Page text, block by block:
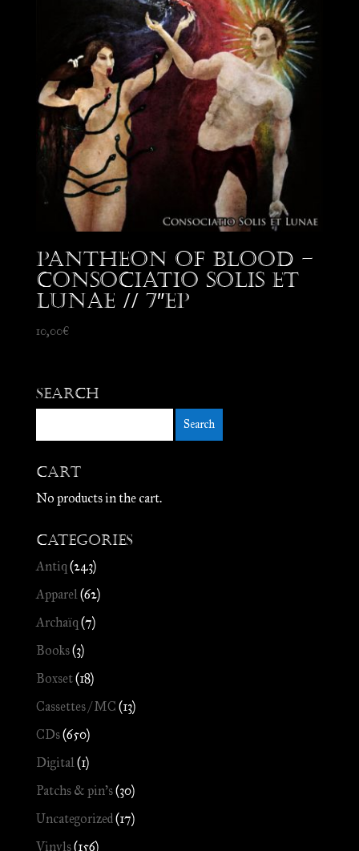
Pantheon of Blood –
Consociatio Solis et
Lunae // 7″EP
10,00€
Search
Cart
No products in the cart.
Categories
Antiq (243)
Apparel (62)
Archaïq (7)
Books(3)
Boxset(18)
Cassettes / MC (13)
CDs(650)
Digital (1)
Patchs & pin's(30)
Uncategorized (17)
Vinyls(156)